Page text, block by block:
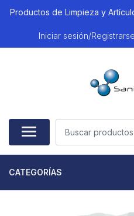
Productos de Limpieza y
Iniciar sesión/Registrarse
CATEGORÍAS